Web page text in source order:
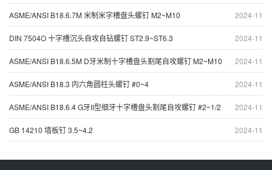
2024-11
ASME/ANSI B18.6.7M 米制米字槽盘头螺钉 M2~M10
2024-11
DIN 7504O 十字槽沉头自攻自钻螺钉 ST2.9~ST6.3
2024-11
ASME/ANSI B18.6.5M D牙米制十字槽盘头割尾自攻螺钉 M2~M10
2024-11
ASME/ANSI B18.3 内六角圆柱头螺钉 #0~4
2024-11
ASME/ANSI B18.6.4 G牙II型细牙十字槽盘头割尾自攻螺钉 #2~1/2
2024-11
GB 14210 墙板钉 3.5~4.2